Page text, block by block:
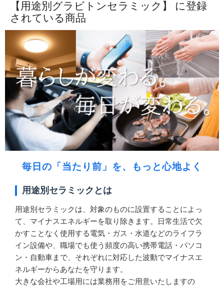
【用途別グラビトンセラミック】 に登録
されている商品
毎日の「当たり前」を、もっと心地よく
用途別セラミックとは
用途別セラミックは、対象のものに設置することによっ
て、マイナスエネルギーを取り除きます。日常生活で欠
かすことなく使用する電気・ガス・水道などのライフラ
イン設備や、職場でも使う頻度の高い携帯電話・パソコ
ン・自動車まで、それぞれに対応した波動でマイナスエ
ネルギーからあなたを守ります。
大きな会社や工場用には業務用をご用意いたしますの